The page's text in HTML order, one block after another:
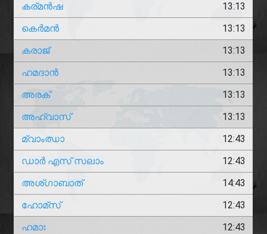
കര്മൻഷ
13:13
കെർമൻ
13:13
കരാജ്
13:13
ഹമദാൻ
13:13
അരക്
13:13
അഹ്വാസ്
13:13
മ്വാംഝാ
12:43
ഡാർ എസ് സലാം
12:43
അശ്ഗാബാത്
14:43
ഹോമ്സ്
12:43
ഹമാഃ
12:43